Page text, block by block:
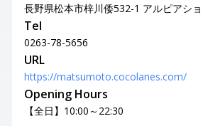
長野県松本市梓川倭532-1 アルピアシ
Tel
0263-78-5656
URL
https://matsumoto.cocolanes.com/
Opening Hours
【全日】10:00～22:30